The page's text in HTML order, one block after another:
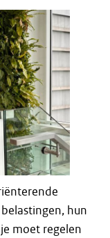
hun
moet regelen